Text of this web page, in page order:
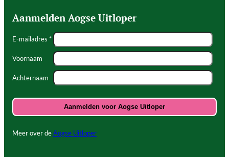
Aanmelden Aogse Uitloper
E-mailadres *
Voornaam
Achternaam
Meer over deAogse Uitloper